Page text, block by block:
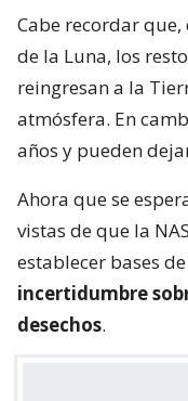
Cabe recordar
de la Luna, los
reingresan a la
atmósfera. En
años y pueden
Ahora que se
vistas de que la
establecer bases
incertidumbre
desechos.